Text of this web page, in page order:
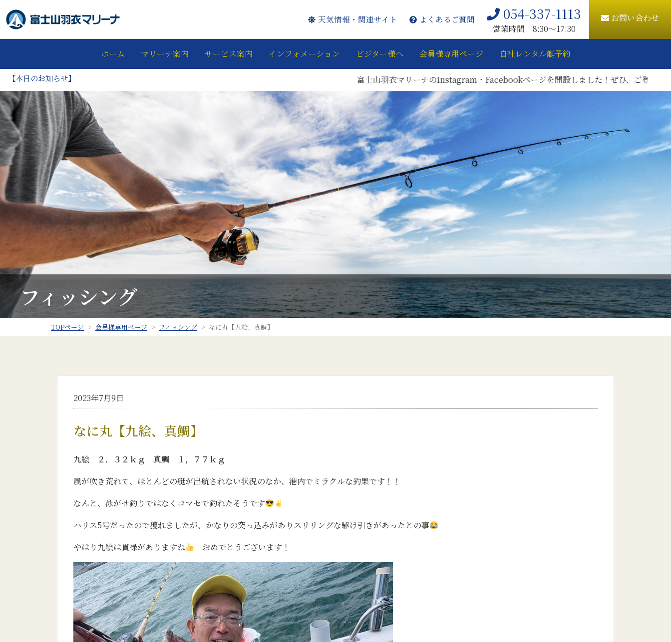
天気情報・関連サイト よくあるご質問 054-337-1113
営業時間 8:30〜17:30
お問い合わせ
ホーム マリーナ案内 サービス案内 インフォメーション ビジター様へ 会員様専用ページ 自社レンタル艇予約
【本日のお知らせ】 富士山羽衣マリーナのInstagram・Facebookページを開設しました！ぜひ、ご登録をお願いいたします。
フィッシング
TOPページ 会員様専用ページ フィッシング なに丸【九絵、真鯛】
2023年7月9日
なに丸【九絵、真鯛】
九絵 ２．３２ｋｇ 真鯛 １，７７ｋｇ
風が吹き荒れて、ほとんどの艇が出航されない状況のなか、港内でミラクルな釣果です！！
なんと、泳がせ釣りではなくコマセで釣れたそうです
ハリス5号だったので獲れましたが、かなりの突っ込みがありスリリングな駆け引きがあったとの事
やはり九絵は貫禄がありますね
おめでとうございます！